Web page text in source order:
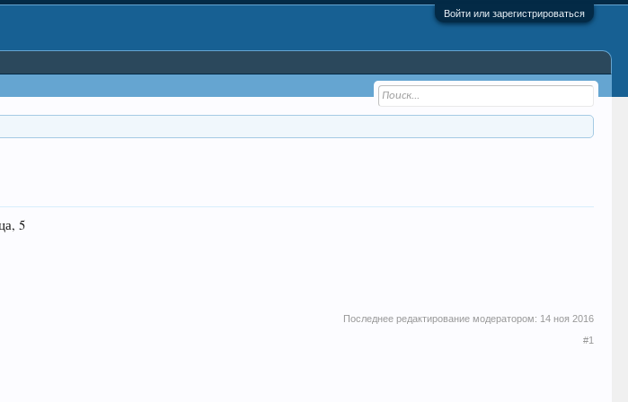
Войти или зарегистрироваться
5
Последнее редактирование модератором: 14 ноя 2016
#1